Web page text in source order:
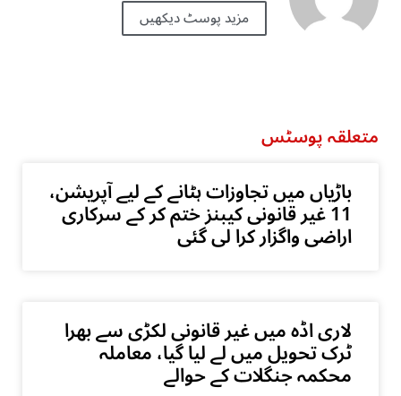
مزید پوسٹ دیکھیں
متعلقہ پوسٹس
باڑیاں میں تجاوزات ہٹانے کے لیے آپریشن،
11 غیر قانونی کیبنز ختم کر کے سرکاری
اراضی واگزار کرا لی گئی
لاری اڈہ میں غیر قانونی لکڑی سے بھرا
ٹرک تحویل میں لے لیا گیا، معاملہ
محکمہ جنگلات کے حوالے